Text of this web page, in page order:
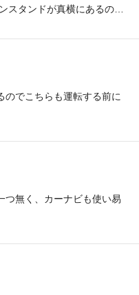
スタンドが真横にあるの
のでこちらも運転する前に
つ無く、カーナビも使い易